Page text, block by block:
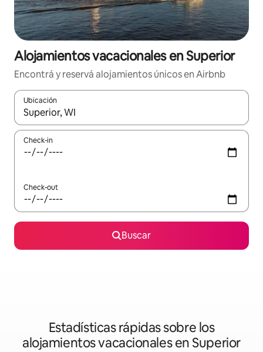
Alojamientos vacacionales en Superior
Encontrá y reservá alojamientos únicos en Airbnb
Ubicación
Cuando los resultados estén disponibles, navegá con las
Check-in
Check-out
Buscar
Estadísticas rápidas sobre los
alojamientos vacacionales en Superior